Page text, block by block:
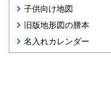
子供向け地図
旧版地形図の謄本
名入れカレンダー